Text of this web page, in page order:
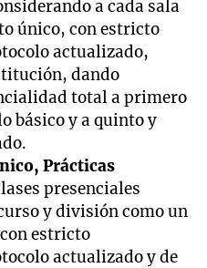
a cada sala
único, con estricto
actualizado,
dando
total a primero
básico y a quinto y
Prácticas
presenciales
y división como un
estricto
actualizado y de